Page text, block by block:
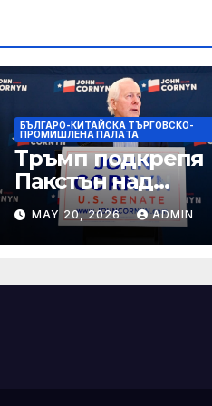
БЪЛГАРО-КИТАЙСКА ТЪРГОВСКО-
ПРОМИШЛЕНА ПАЛAТА
Тръмп подкрепя
Пакстън над
Корнин за сенатор
от Тексас в
шокираща
MAY 20, 2026 ADMIN